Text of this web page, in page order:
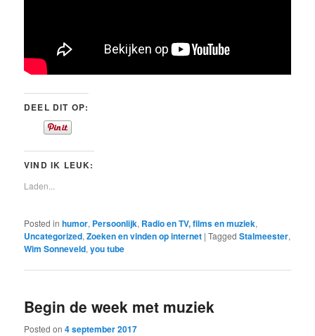
DEEL DIT OP:
VIND IK LEUK:
Laden...
Posted in humor, Persoonlijk, Radio en TV, films en muziek,
Uncategorized,Zoeken en vinden op internet |Tagged Stalmeester,
Wim Sonneveld,you tube
Begin de week met muziek
Posted on4 september 2017